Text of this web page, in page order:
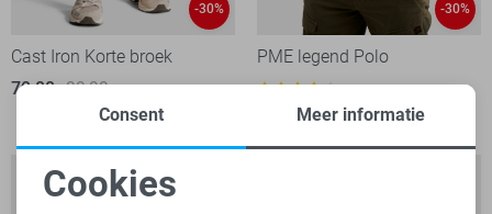
-30%
Cast Iron Korte broek
70,00 99,99
-30%
PME legend Polo
49,00 69,99
Noodzakelijke cookies
Consent Meer informatie
Cookies